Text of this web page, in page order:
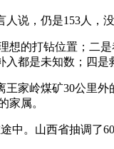
说，仍是153人，
的打钻位置；二
都是未知数；四是
家岭煤矿30公里
家属。
中。山西省抽调